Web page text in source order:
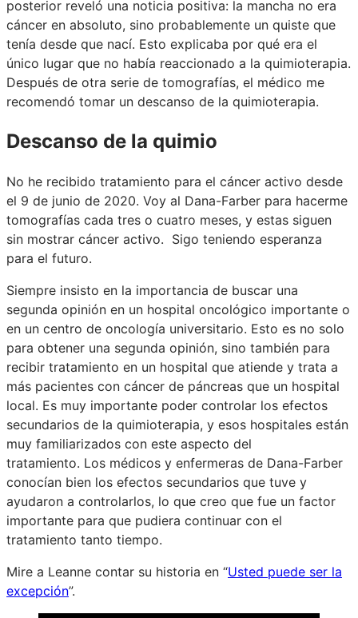
posterior reveló una noticia positiva: la mancha no era
cáncer en absoluto, sino probablemente un quiste que
tenía desde que nací. Esto explicaba por qué era el
único lugar que no había reaccionado a la quimioterapia.
Después de otra serie de tomografías, el médico me
recomendó tomar un descanso de la quimioterapia.
Descanso de la quimio
No he recibido tratamiento para el cáncer activo desde
el 9 de junio de 2020. Voy al Dana-Farber para hacerme
tomografías cada tres o cuatro meses, y estas siguen
sin mostrar cáncer activo. Sigo teniendo esperanza
para el futuro.
Siempre insisto en la importancia de buscar una
segunda opinión en un hospital oncológico importante o
en un centro de oncología universitario. Esto es no solo
para obtener una segunda opinión, sino también para
recibir tratamiento en un hospital que atiende y trata a
más pacientes con cáncer de páncreas que un hospital
local. Es muy importante poder controlar los efectos
secundarios de la quimioterapia, y esos hospitales están
muy familiarizados con este aspecto del
tratamiento. Los médicos y enfermeras de Dana-Farber
conocían bien los efectos secundarios que tuve y
ayudaron a controlarlos, lo que creo que fue un factor
importante para que pudiera continuar con el
tratamiento tanto tiempo.
Mire a Leanne contar su historia en “Usted puede ser la
excepción”.